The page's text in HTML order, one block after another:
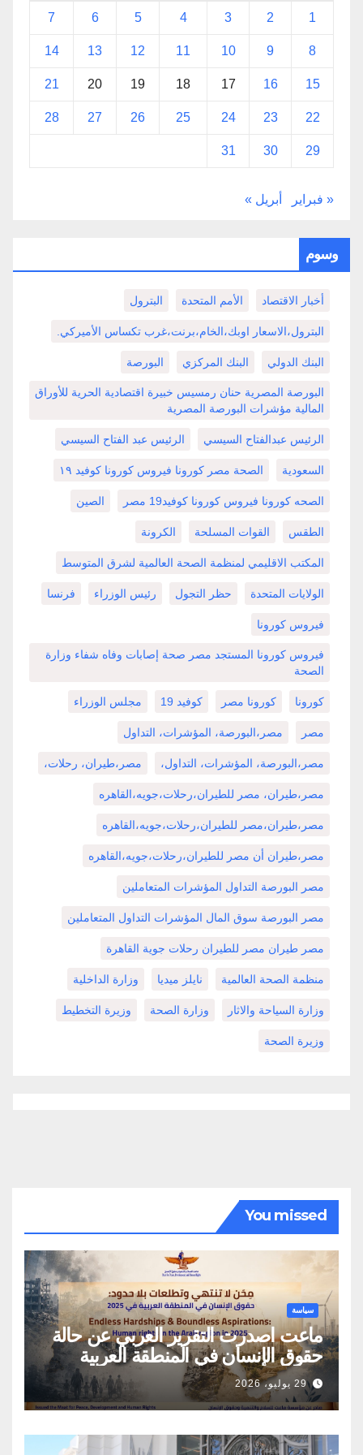
1
2
3
4
5
6
7
8
9
10
11
12
13
14
15
16
17
18
19
20
21
22
23
24
25
26
27
28
29
30
31
« فبراير أبريل »
وسوم
أخبار الاقتصاد الأمم المتحدة البترول
البترول،الاسعار اوبك،الخام،برنت،غرب تكساس الأميركي.
البنك الدولي البنك المركزي البورصة
البورصة المصرية حنان رمسيس خبيرة اقتصادية الحرية للأوراق
المالية مؤشرات البورصة المصرية
الرئيس عبدالفتاح السيسي الرئيس عبد الفتاح السيسي
السعودية الصحة مصر كورونا فيروس كورونا كوفيد ١٩
الصحه كورونا فيروس كورونا كوفيد19 مصر الصين
الطقس القوات المسلحة الكرونة
المكتب الاقليمي لمنظمة الصحة العالمية لشرق المتوسط
الولايات المتحدة حظر التجول رئيس الوزراء فرنسا
فيروس كورونا
فيروس كورونا المستجد مصر صحة إصابات وفاه شفاء وزارة
الصحة
كورونا كورونا مصر كوفيد 19 مجلس الوزراء
مصر مصر،البورصة، المؤشرات، التداول
مصر،البورصة، المؤشرات، التداول، مصر،طيران، رحلات،
مصر،طيران، مصر للطيران،رحلات،جويه،القاهره
مصر،طيران،مصر للطيران،رحلات،جويه،القاهره
مصر،طيران أن مصر للطيران،رحلات،جويه،القاهره
مصر البورصة التداول المؤشرات المتعاملين
مصر البورصة سوق المال المؤشرات التداول المتعاملين
مصر طيران مصر للطيران رحلات جوية القاهرة
منظمة الصحة العالمية نايلز ميديا وزارة الداخلية
وزارة السياحة والاثار وزارة الصحة وزيرة التخطيط
وزيرة الصحة
You missed
سياسة
ماعت اصدرت التقرير العربي عن حالة
حقوق الإنسان في المنطقة العربية
29 يوليو، 2026